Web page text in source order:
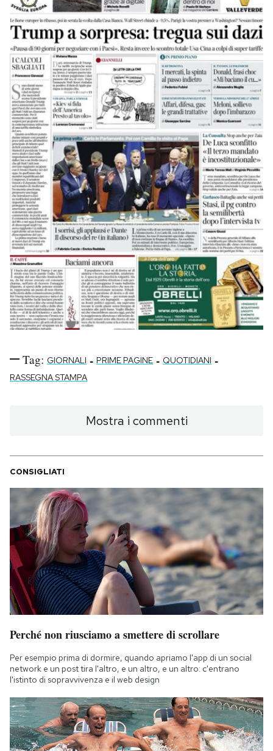
Tag: GIORNALI - PRIME PAGINE - QUOTIDIANI -
RASSEGNA STAMPA
Mostra i commenti
CONSIGLIATI
Perché non riusciamo a smettere di scrollare
Per esempio prima di dormire, quando apriamo l'app di un social
network e un post tira l'altro, e un altro, e un altro: c'entrano
l'istinto di sopravvivenza e il web design